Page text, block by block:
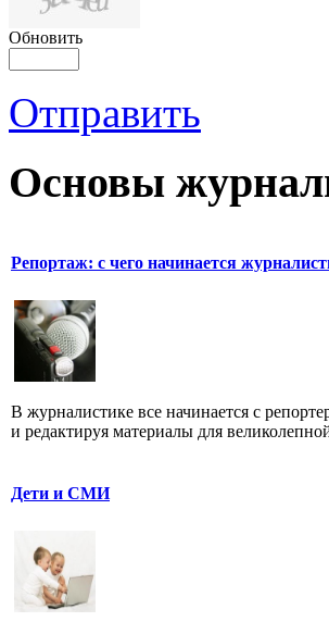
Обновить
Отправить
Основы
Репортаж: с чего начинается
В журналистике все начинается с
и редактируя материалы для
Дети и СМИ